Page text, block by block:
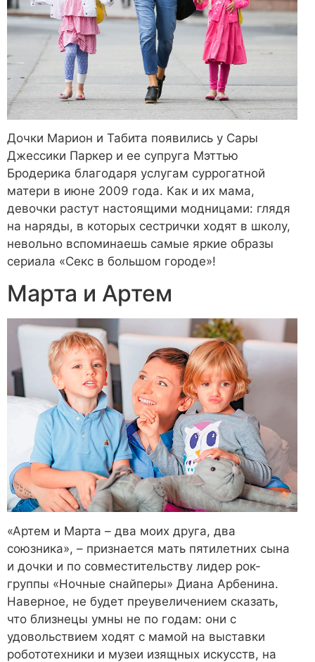
Дочки Марион и Табита появились у Сары
Джессики Паркер и ее супруга Мэттью
Бродерика благодаря услугам суррогатной
матери в июне 2009 года. Как и их мама,
девочки растут настоящими модницами: глядя
на наряды, в которых сестрички ходят в школу,
невольно вспоминаешь самые яркие образы
сериала «Секс в большом городе»!
Марта и Артем
«Артем и Марта – два моих друга, два
союзника», – признается мать пятилетних сына
и дочки и по совместительству лидер рок-
группы «Ночные снайперы» Диана Арбенина.
Наверное, не будет преувеличением сказать,
что близнецы умны не по годам: они с
удовольствием ходят с мамой на выставки
робототехники и музеи изящных искусств, на